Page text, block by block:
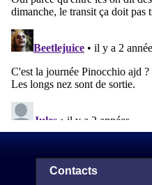
Contacts